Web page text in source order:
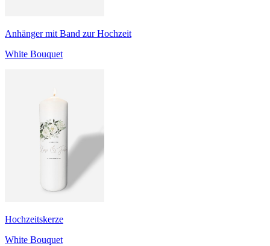
Anhänger mit Band zur Hochzeit
White Bouquet
Hochzeitskerze
White Bouquet